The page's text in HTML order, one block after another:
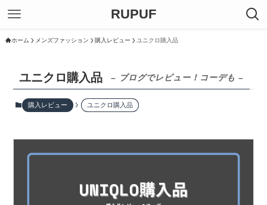
RUPUF
ホーム メンズファッション 購入レビュー ユニクロ購入品
ユニクロ購入品 – ブログでレビュー！コーデも –
購入レビュー ユニクロ購入品